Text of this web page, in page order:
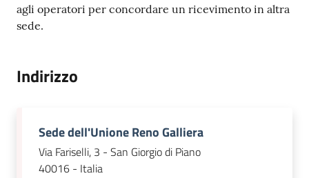
agli operatori per concordare un ricevimento in altra
sede.
Indirizzo
Sede dell'Unione Reno Galliera
Via Fariselli, 3 - San Giorgio di Piano
40016 - Italia